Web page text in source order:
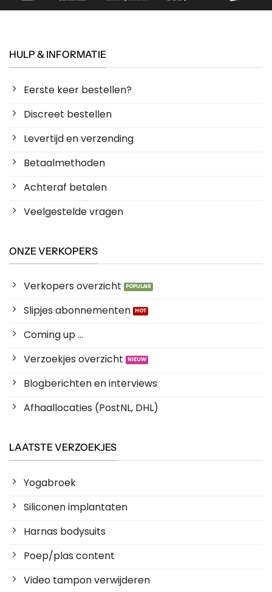
HULP & INFORMATIE
Eerste keer bestellen?
Discreet bestellen
Levertijd en verzending
Betaalmethoden
Achteraf betalen
Veelgestelde vragen
ONZE VERKOPERS
Verkopers overzicht
Slipjes abonnementen
Coming up ...
Verzoekjes overzicht
Blogberichten en interviews
Afhaallocaties (PostNL, DHL)
LAATSTE VERZOEKJES
Yogabroek
Siliconen implantaten
Harnas bodysuits
Poep/plas content
Video tampon verwijderen